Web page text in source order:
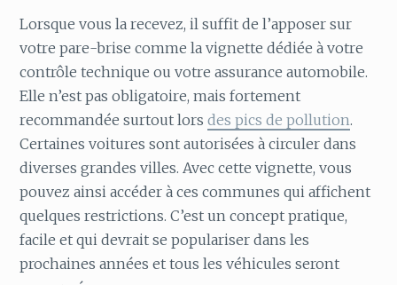
Lorsque vous la recevez, il suffit de l’apposer sur
votre pare-brise comme la vignette dédiée à votre
contrôle technique ou votre assurance automobile.
Elle n’est pas obligatoire, mais fortement
recommandée surtout lorsdes pics de pollution.
Certaines voitures sont autorisées à circuler dans
diverses grandes villes. Avec cette vignette, vous
pouvez ainsi accéder à ces communes qui affichent
quelques restrictions. C’est un concept pratique,
facile et qui devrait se populariser dans les
prochaines années et tous les véhicules seront